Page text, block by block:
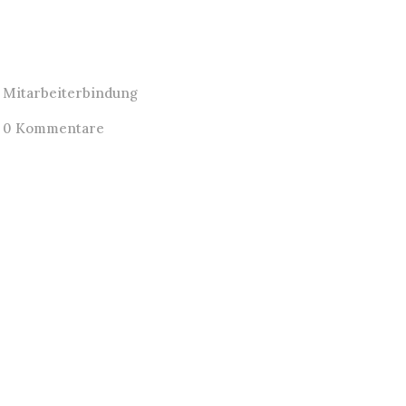
Mitarbeiterbindung
0 Kommentare